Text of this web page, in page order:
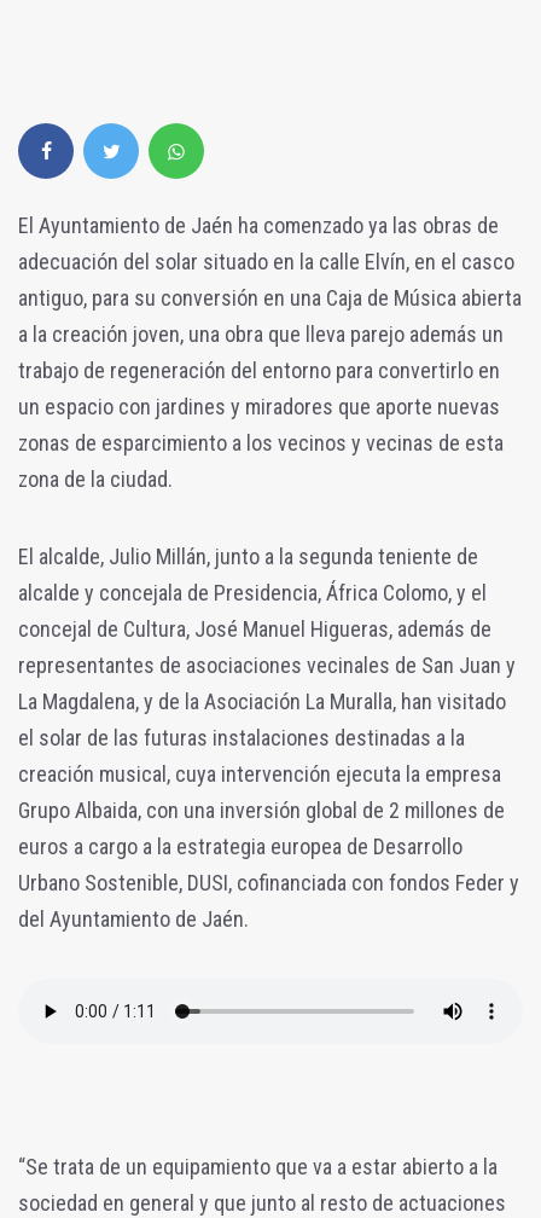
El Ayuntamiento de Jaén ha comenzado ya las obras de
adecuación del solar situado en la calle Elvín, en el casco
antiguo, para su conversión en una Caja de Música abierta
a la creación joven, una obra que lleva parejo además un
trabajo de regeneración del entorno para convertirlo en
un espacio con jardines y miradores que aporte nuevas
zonas de esparcimiento a los vecinos y vecinas de esta
zona de la ciudad.
El alcalde, Julio Millán, junto a la segunda teniente de
alcalde y concejala de Presidencia, África Colomo, y el
concejal de Cultura, José Manuel Higueras, además de
representantes de asociaciones vecinales de San Juan y
La Magdalena, y de la Asociación La Muralla, han visitado
el solar de las futuras instalaciones destinadas a la
creación musical, cuya intervención ejecuta la empresa
Grupo Albaida, con una inversión global de 2 millones de
euros a cargo a la estrategia europea de Desarrollo
Urbano Sostenible, DUSI, cofinanciada con fondos Feder y
del Ayuntamiento de Jaén.
“Se trata de un equipamiento que va a estar abierto a la
sociedad en general y que junto al resto de actuaciones